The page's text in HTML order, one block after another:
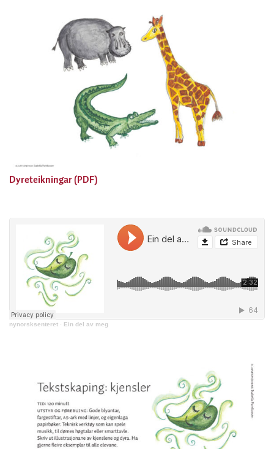
Dyreteikningar (PDF)
nynorsksenteret · Ein del av meg